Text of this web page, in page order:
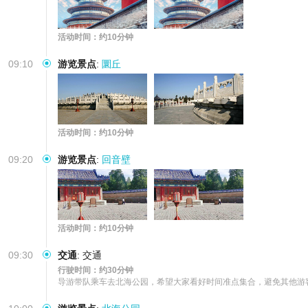
活动时间：约10分钟
09:10 游览景点: 圜丘
活动时间：约10分钟
09:20 游览景点: 回音壁
活动时间：约10分钟
09:30 交通: 交通
行驶时间：约30分钟
导游带队乘车去北海公园，希望大家看好时间准点集合，避免其他游